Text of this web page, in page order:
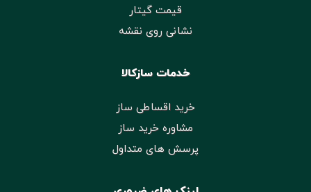
قیمت گیتار
نشانی روی نقشه
خدمات سازکالا
خرید اقساطی ساز
مشاوره خرید ساز
پرسش های متداول